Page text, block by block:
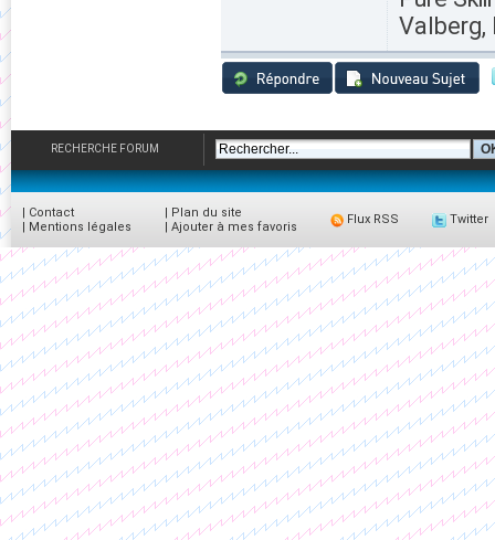
Valberg,
RECHERCHE FORUM
| Contact
| Mentions légales
| Plan du site
| Ajouter à mes favoris
Flux RSS Twitter